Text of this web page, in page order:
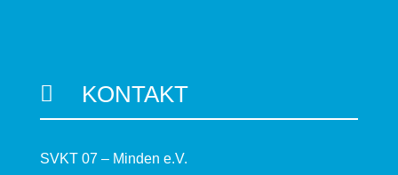
 KONTAKT
SVKT 07 – Minden e.V.